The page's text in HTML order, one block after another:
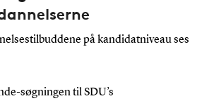
på kandidatniveau ses
søgningen til SDU’s